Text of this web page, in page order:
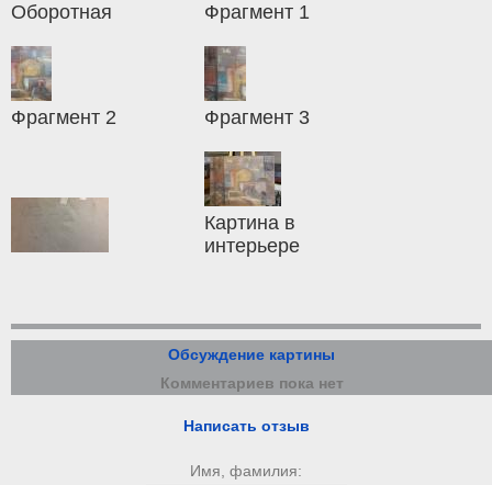
Оборотная Фрагмент 1
Фрагмент 2 Фрагмент 3
Картина в
интерьере
Обсуждение картины
Комментариев пока нет
Написать отзыв
Имя, фамилия: